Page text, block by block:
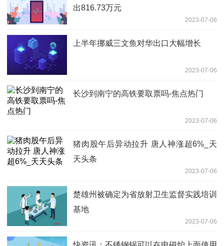
出816.73万元
2023-07-06
上半年挪威三文鱼对华出口大幅增长
2023-07-06
长沙到南宁的高铁要取票吗-焦点热门
2023-07-06
猪肉股午后异动拉升 唐人神涨超6%_天
天头条
2023-07-06
楚雄州被确定为省放射卫生监督实践培训
基地
2023-07-06